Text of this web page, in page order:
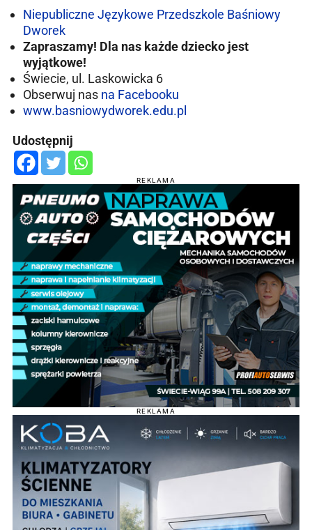
Niepubliczne Językowe Przedszkole Baśniowy
Dworek
Zapraszamy! Dla nas każde dziecko jest
wyjątkowe!
Świecie, ul. Laskowicka 6
Obserwuj nas na Facebooku
www.basniowydworek.edu.pl
Udostępnij
REKLAMA
REKLAMA